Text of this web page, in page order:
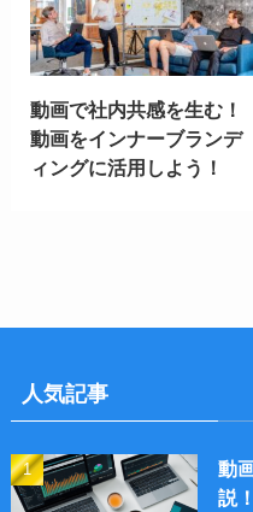
動画で社内共感を生む！
動画をインナーブランデ
ィングに活用しよう！
人気記事
動
説